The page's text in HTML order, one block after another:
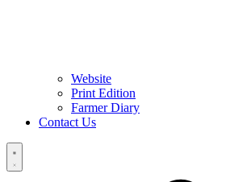
Website
Print Edition
Farmer Diary
Contact Us